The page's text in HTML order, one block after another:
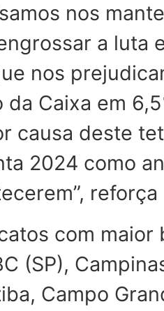
nos
a luta
nos
Caixa em
causa deste
2024 como
com
(SP),
Campo